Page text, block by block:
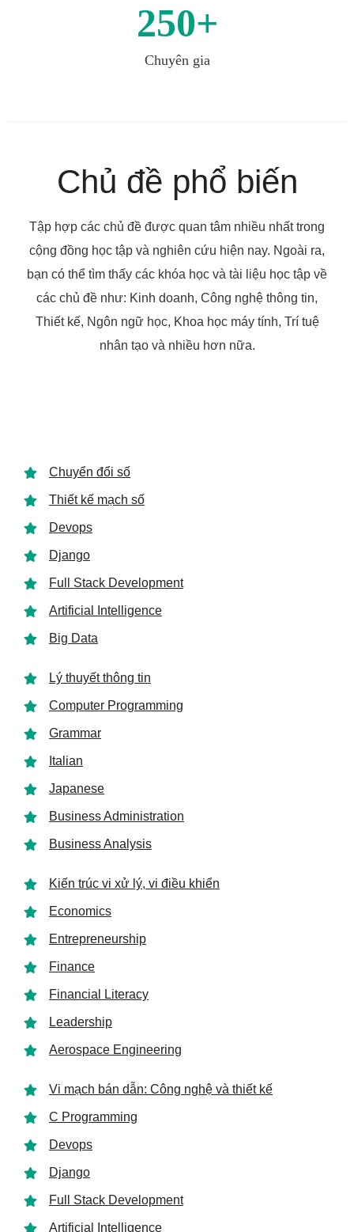
250+
Chuyên gia
Chủ đề phổ biến
Tập hợp các chủ đề được quan tâm nhiều nhất trong
cộng đồng học tập và nghiên cứu hiện nay. Ngoài ra,
bạn có thể tìm thấy các khóa học và tài liệu học tập về
các chủ đề như: Kinh doanh, Công nghệ thông tin,
Thiết kế, Ngôn ngữ học, Khoa học máy tính, Trí tuệ
nhân tạo và nhiều hơn nữa.
Chuyển đổi số
Thiết kế mạch số
Devops
Django
Full Stack Development
Artificial Intelligence
Big Data
Lý thuyết thông tin
Computer Programming
Grammar
Italian
Japanese
Business Administration
Business Analysis
Kiến trúc vi xử lý, vi điều khiển
Economics
Entrepreneurship
Finance
Financial Literacy
Leadership
Aerospace Engineering
Vi mạch bán dẫn: Công nghệ và thiết kế
C Programming
Devops
Django
Full Stack Development
Artificial Intelligence